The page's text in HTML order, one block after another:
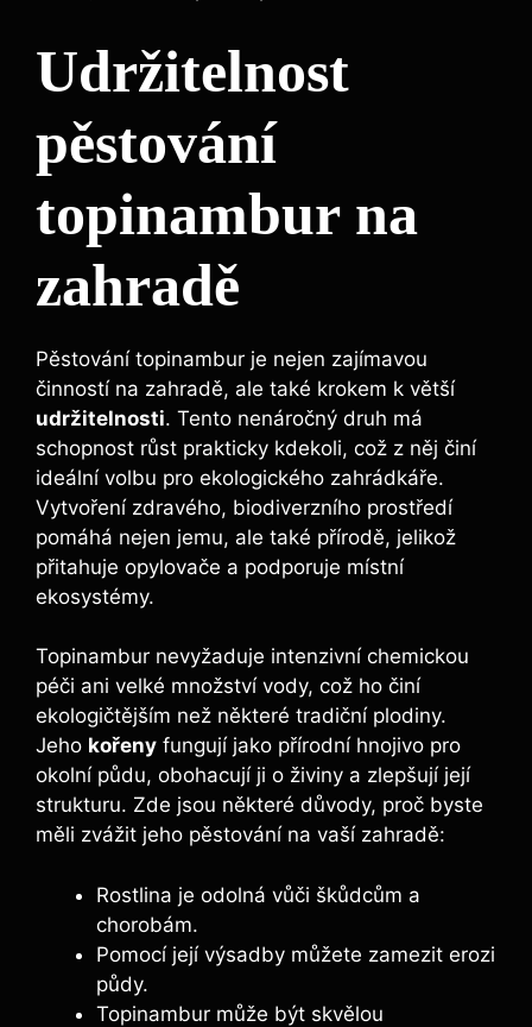
Udržitelnost
pěstování
topinambur na
zahradě
Pěstování topinambur je nejen zajímavou
činností na zahradě, ale také krokem k větší
udržitelnosti. Tento nenáročný druh má
schopnost růst prakticky kdekoli, což z něj činí
ideální volbu pro ekologického zahrádkáře.
Vytvoření zdravého, biodiverzního prostředí
pomáhá nejen jemu, ale také přírodě, jelikož
přitahuje opylovače a podporuje místní
ekosystémy.
Topinambur nevyžaduje intenzivní chemickou
péči ani velké množství vody, což ho činí
ekologičtějším než některé tradiční plodiny.
Jeho kořeny fungují jako přírodní hnojivo pro
okolní půdu, obohacují ji o živiny a zlepšují její
strukturu. Zde jsou některé důvody, proč byste
měli zvážit jeho pěstování na vaší zahradě:
Rostlina je odolná vůči škůdcům a
chorobám.
Pomocí její výsadby můžete zamezit erozi
půdy.
Topinambur může být skvělou